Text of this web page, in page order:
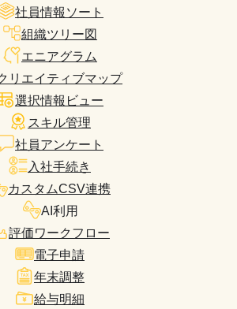
社員情報ソート
組織ツリー図
エニアグラム
リエイティブマップ
選択情報ビュー
スキル管理
社員アンケート
入社手続き
カスタムCSV連携
AI利用
評価ワークフロー
電子申請
年末調整
給与明細